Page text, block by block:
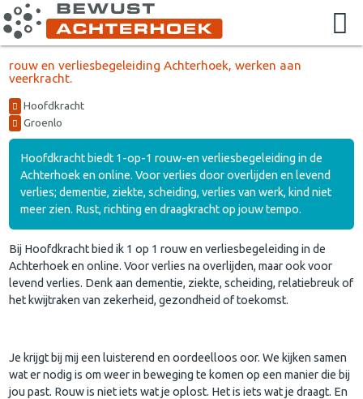
rouw en verliesbegeleiding Achterhoek, werken aan
veerkracht.
Hoofdkracht
Groenlo
Hoofdkracht biedt 1-op-1 rouw-en verliesbegeleiding in de
Achterhoek en online. Voor verlies door overlijden en levend
verlies; dementie, ziekte, scheiding, verlies van werk, kind niet
meer zien. Rust, richting en draagkracht op jouw tempo.
Bij Hoofdkracht bied ik 1 op 1 rouw en verliesbegeleiding in de
Achterhoek en online. Voor verlies na overlijden, maar ook voor
levend verlies. Denk aan dementie, ziekte, scheiding, relatiebreuk of
het kwijtraken van zekerheid, gezondheid of toekomst.
Je krijgt bij mij een luisterend en oordeelloos oor. We kijken samen
wat er nodig is om weer in beweging te komen op een manier die bij
jou past. Rouw is niet iets wat je oplost. Het is iets wat je draagt. En